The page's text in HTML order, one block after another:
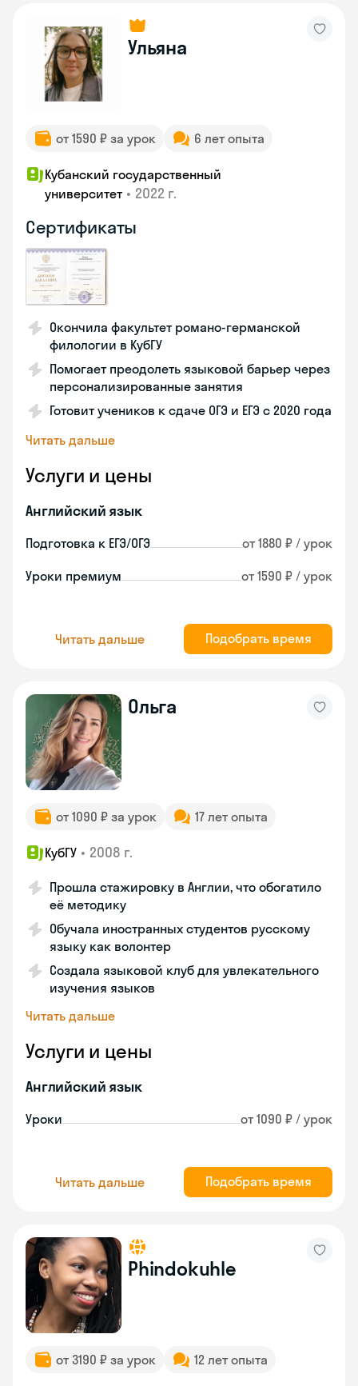
Ульяна
от 1590 ₽ за урок 6 лет опыта
Кубанский государственный
университет • 2022 г.
Сертификаты
Окончила факультет романо-германской
филологии в КубГУ
Помогает преодолеть языковой барьер через
персонализированные занятия
Готовит учеников к сдаче ОГЭ и ЕГЭ с 2020 года
Читать дальше
Услуги и цены
Английский язык
Подготовка к ЕГЭ/ОГЭ от 1880 ₽ / урок
Уроки премиум от 1590 ₽ / урок
Читать дальше Подобрать время
Ольга
от 1090 ₽ за урок 17 лет опыта
КубГУ • 2008 г.
Прошла стажировку в Англии, что обогатило
её методику
Обучала иностранных студентов русскому
языку как волонтер
Создала языковой клуб для увлекательного
изучения языков
Читать дальше
Услуги и цены
Английский язык
Уроки от 1090 ₽ / урок
Читать дальше Подобрать время
Phindokuhle
от 3190 ₽ за урок 12 лет опыта